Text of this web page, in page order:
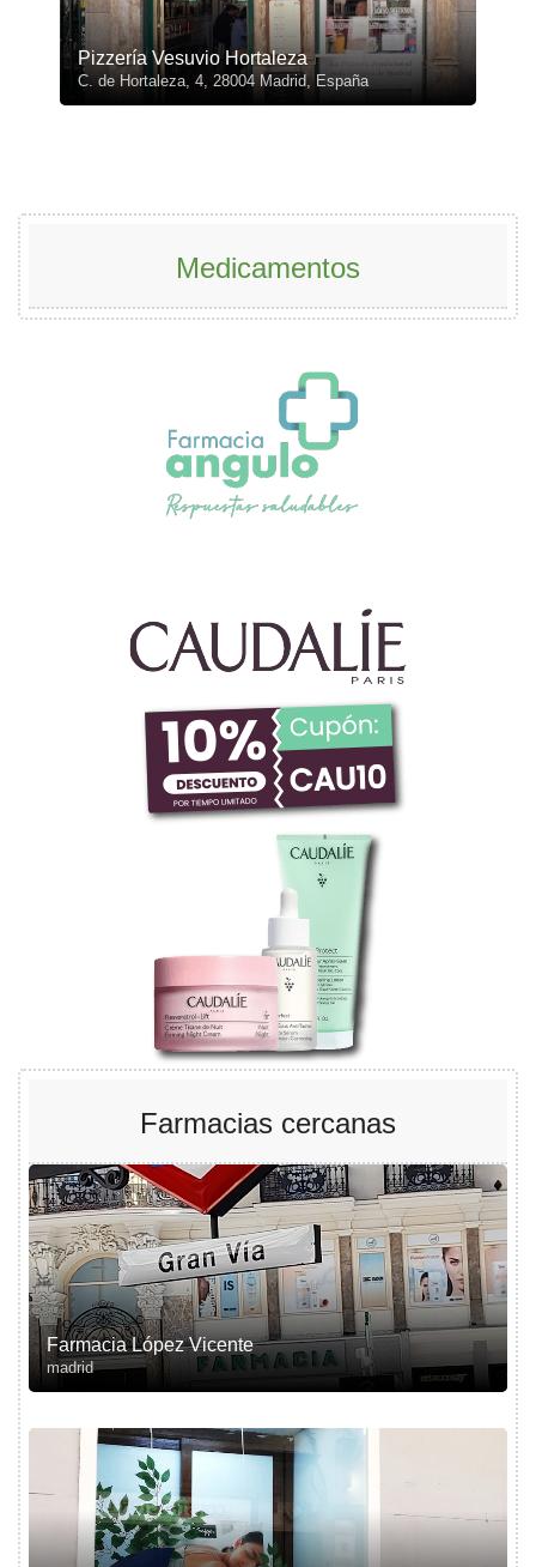
Pizzería Vesuvio Hortaleza
C. de Hortaleza, 4, 28004 Madrid, España
Medicamentos
Farmacias cercanas
Farmacia López Vicente
madrid